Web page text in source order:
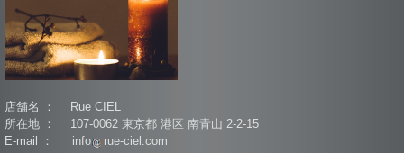
店舗名 ： Rue CIEL
所在地 ： 107-0062 東京都 港区 南青山 2-2-15
E-mail ： info
rue-ciel.com